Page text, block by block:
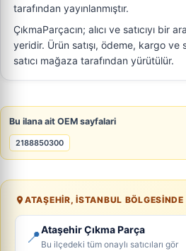
tarafından yayınlanmıştır.
ÇıkmaParçacın; alıcı ve satıcıyı bir
yeridir. Ürün satışı, ödeme, kargo
satıcı mağaza tarafından yürütülür.
Bu ilana ait OEM sayfalari
2188850300
ATAŞEHIR, İSTANBUL
📍Ataşehir Çıkma Parça
Bu ilçedeki tüm onaylı satıcıları gör